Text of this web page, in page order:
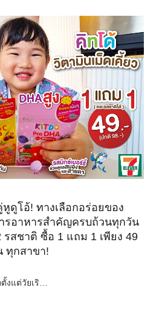
ดูโอ้! ทางเลือกอร่อยของ
รอาหารสำคัญครบถ้วนทุกวัน
สชาติ ซื้อ 1 แถม 1 เพียง 49
ทุกสาขา!
งแต่วัยเริ…